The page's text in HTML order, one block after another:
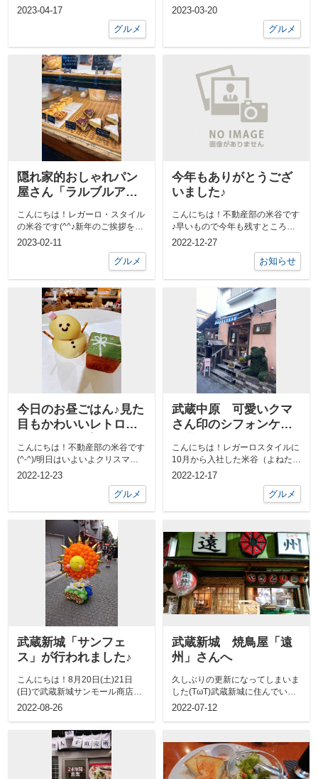
て会社に向かう途中であるお店の
2023-04-17
グルメ
所に新しくできた気になるお店
2023-03-20
グルメ
隠れ家的おしゃれパン
屋さん「ラルブルアパ
した♪
こんにちは！レガーロ・スタイル
の米谷です(^^♪新年のご挨拶を、
と思っていたのですが、年が明け
2023-02-11
グルメ
今年もありがとうござ
いました♪
こんにちは！不動産部の米谷です
♪早いもので今年も残すところあ
と僅かとなりましたね。皆様には
2022-12-27
お知らせ
今日のお昼ごはん♪見た
目もかわいいレトロベ
こんにちは！不動産部の米谷です
(^-^)/明日はいよいよクリスマス
イブ！ですね！街もキラキラと綺
2022-12-23
グルメ
武蔵中原 可愛いクマ
さん印のシフォンケー
こんにちは！レガーロスタイルに
10月から入社した米谷（よねた
に）です♪武蔵中原周辺の素敵な
2022-12-17
グルメ
武蔵新城「サンフェ
ス」が行われました♪
こんにちは！8月20日(土)21日
(日)で武蔵新城サンモール商店街
にて「サンフェス」が行われまし
2022-08-26
武蔵新城 焼鳥屋「遠
州」さんへ
久しぶりの更新になってしまいま
した(TωT)武蔵新城に住んでいる
ので新しいお店の情報は入るので
2022-07-12